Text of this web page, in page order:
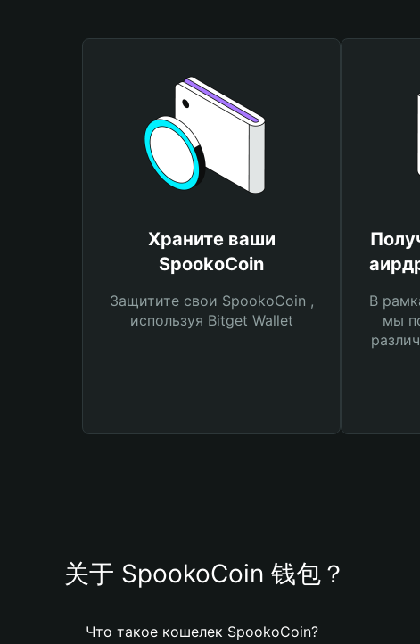
Храните ваши
SpookoCoin
Защитите свои SpookoCoin ,
используя Bitget Wallet
В
мы
关于 SpookoCoin 钱包？
Что такое кошелек SpookoCoin?